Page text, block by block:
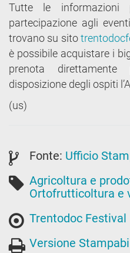
Tutte le
partecipazione agli
trovano su sito
è possibile acquistare i
prenota
disposizione degli ospiti
(us)
Fonte: Ufficio
Agricoltura e
Ortofrutticoltura e
Trentodoc Festival
Versione